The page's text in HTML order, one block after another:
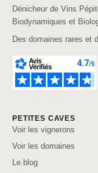
Dénicheur de Vins
Biodynamiques et
Des domaines rares et
PETITES CAVES
Voir les vignerons
Voir les domaines
Le blog